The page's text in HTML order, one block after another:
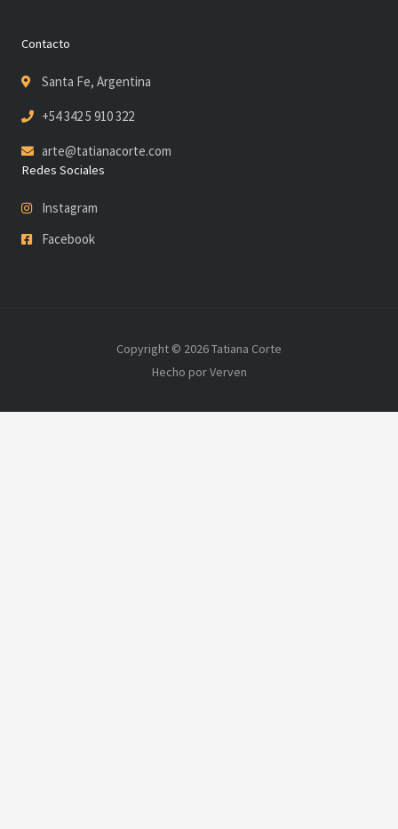
Contacto
Santa Fe, Argentina
+54 342 5 910 322
arte@tatianacorte.com
Redes Sociales
Instagram
Facebook
Copyright © 2026 Tatiana Corte
Hecho por Verven